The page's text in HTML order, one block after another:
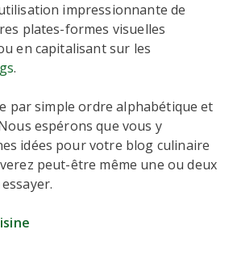
impressionnante de
plates-formes visuelles
en capitalisant sur les
.
par simple ordre alphabétique et
espérons que vous y
idées pour votre blog culinaire
peut-être même une ou deux